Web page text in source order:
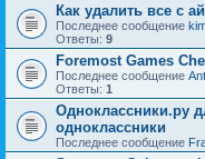
Как удалить все с
Последнее сообщение
Ответы: 9
Foremost Games
Последнее сообщение
Ответы: 1
Одноклассники.ру
одноклассники
Последнее сообщение